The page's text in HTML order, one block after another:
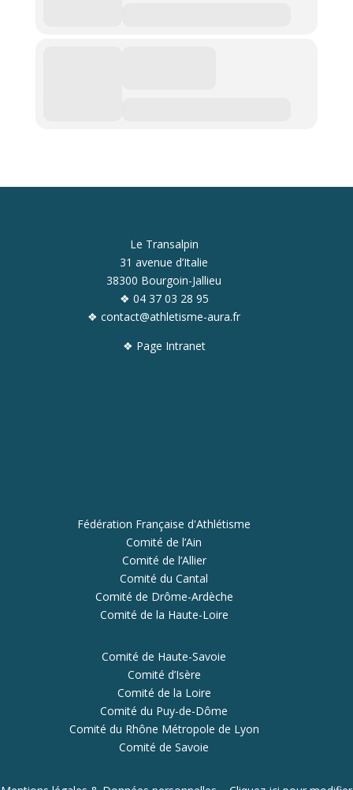
Le Transalpin
31 avenue d’Italie
38300 Bourgoin-Jallieu
❖ 04 37 03 28 95
❖ contact@athletisme-aura.fr
❖ Page Intranet
Fédération Française d'Athlétisme
Comité de l’Ain
Comité de l’Allier
Comité du Cantal
Comité de Drôme-Ardèche
Comité de la Haute-Loire
Comité de Haute-Savoie
Comité d’Isère
Comité de la Loire
Comité du Puy-de-Dôme
Comité du Rhône Métropole de Lyon
Comité de Savoie